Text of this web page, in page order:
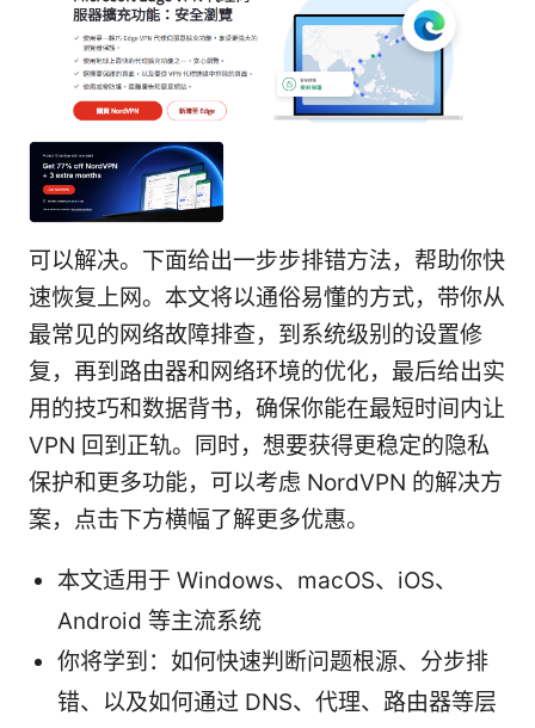
可以解决。下面给出一步步排错方法，帮助你快
速恢复上网。本文将以通俗易懂的方式，带你从
最常见的网络故障排查，到系统级别的设置修
复，再到路由器和网络环境的优化，最后给出实
用的技巧和数据背书，确保你能在最短时间内让
VPN 回到正轨。同时，想要获得更稳定的隐私
保护和更多功能，可以考虑 NordVPN 的解决方
案，点击下方横幅了解更多优惠。
本文适用于 Windows、macOS、iOS、
Android 等主流系统
你将学到：如何快速判断问题根源、分步排
错、以及如何通过 DNS、代理、路由器等层